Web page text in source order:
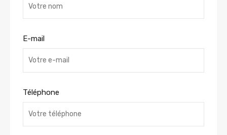
E-mail
Téléphone